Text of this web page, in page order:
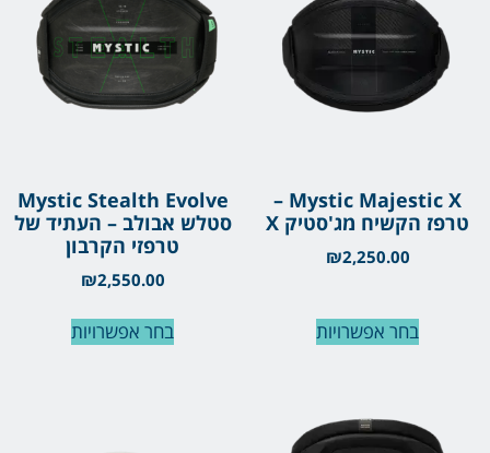
Mystic Majestic X –
טרפז הקשיח מג'סטיק X
₪2,250.00
בחר אפשרויות
Mystic Stealth Evolve
סטלש אבולב – העתיד של
טרפזי הקרבון
₪2,550.00
בחר אפשרויות